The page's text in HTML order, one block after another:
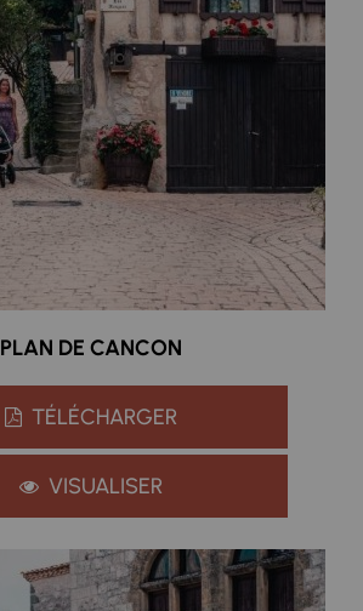
PLAN DE CANCON
TÉLÉCHARGER
VISUALISER